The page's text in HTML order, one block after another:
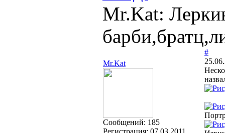
Mr.Kat:
Mr.Kat
Cообщений: 185
Регистрация: 07.03.2011
#